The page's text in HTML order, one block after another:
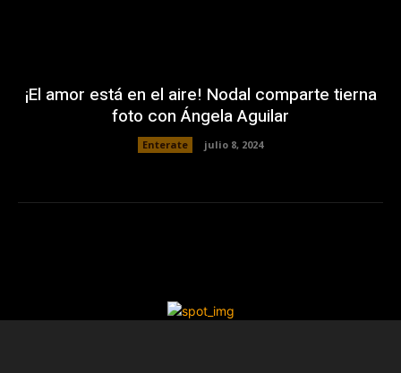
¡El amor está en el aire! Nodal comparte tierna
foto con Ángela Aguilar
Enterate julio 8, 2024